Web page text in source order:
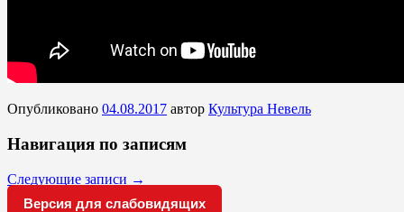
Опубликовано 04.08.2017 автор Культура Невель
Навигация по записям
Следующие записи →
Версия для слабовидящих